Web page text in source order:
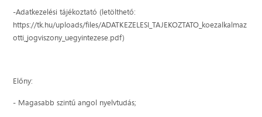
-Adatkezelési tájékoztató (letölthető:
https://tk.hu/uploads/files/ADATKEZELESI_TAJEKOZTATO_koezalkalmaz
otti_jogviszony_uegyintezese.pdf)
Előny:
- Magasabb szintű angol nyelvtudás;